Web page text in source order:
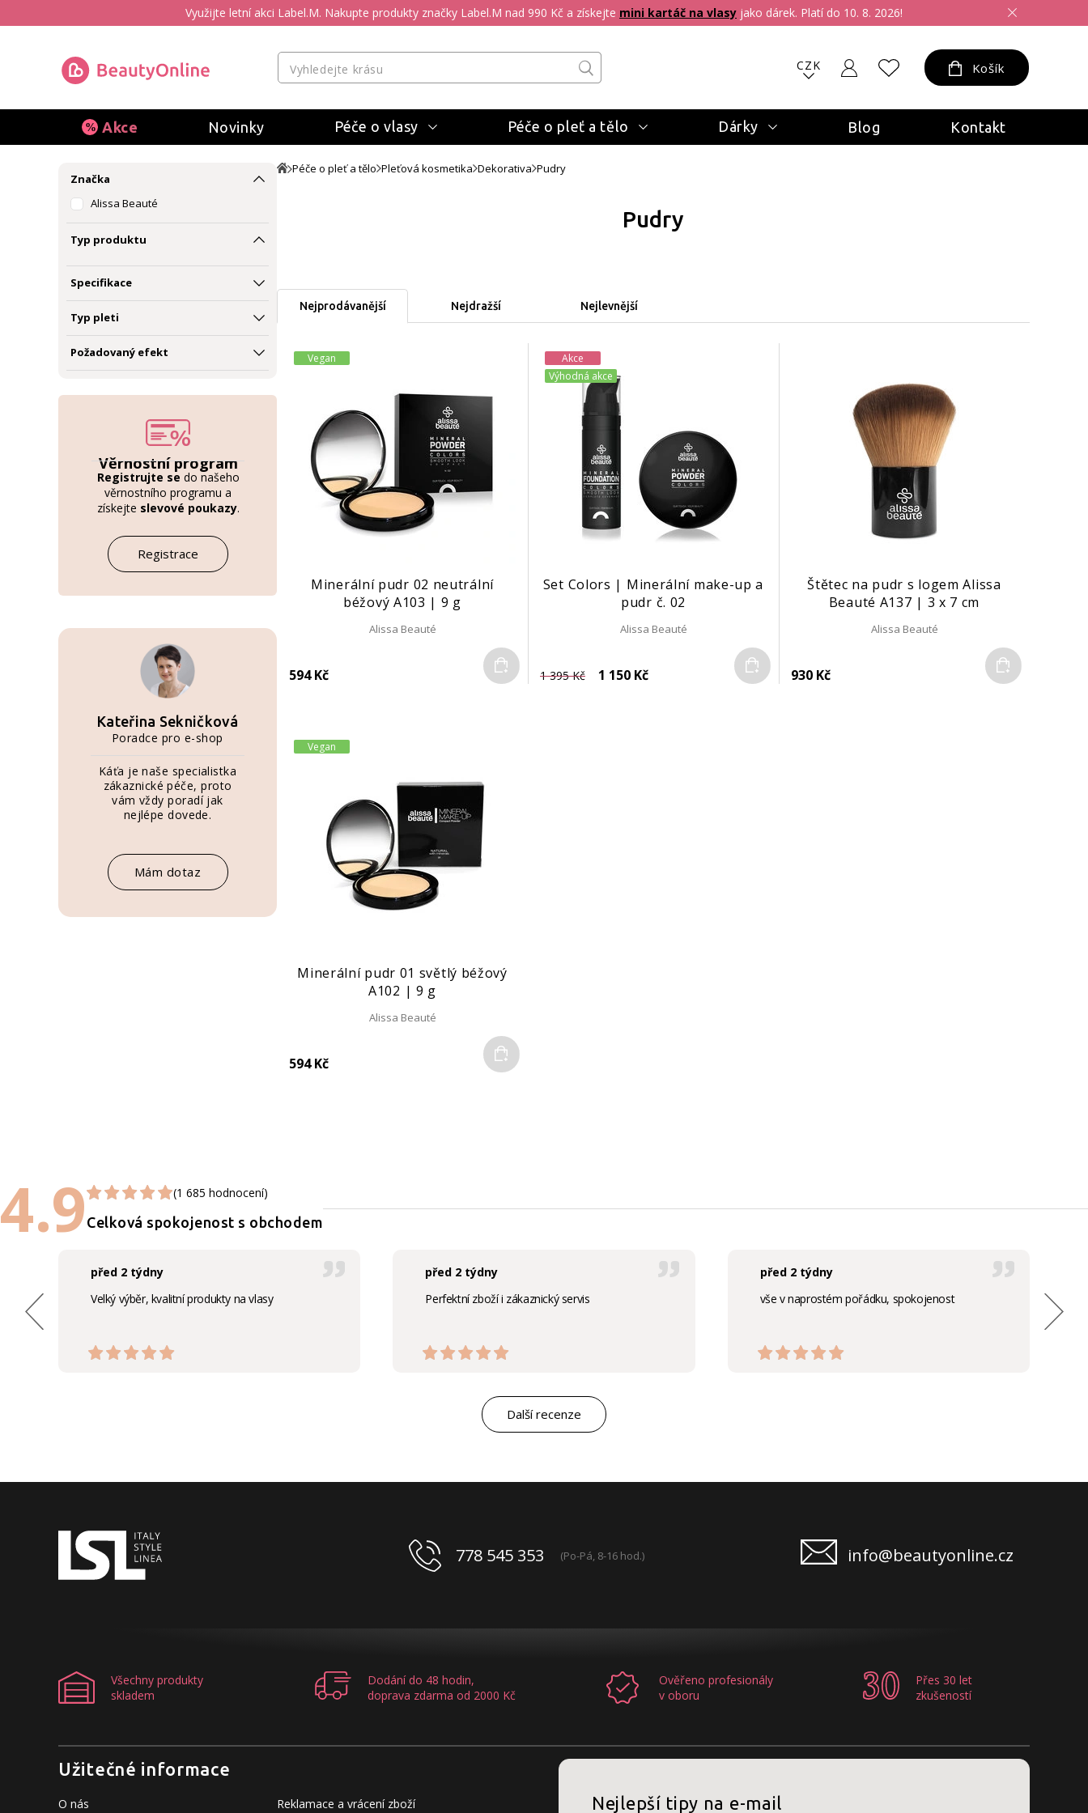
Využijte letní akci Label.M. Nakupte produkty značky Label.M nad 990 Kč a získejte mini kartáč na vlasy jako dárek. Platí do 10. 8. 2026!
CZK Košík
Akce Novinky Péče o vlasy Péče o pleť a tělo Dárky Blog Kontakt
Značka
Alissa Beauté
Typ produktu
Specifikace
Typ pleti
Požadovaný efekt
Věrnostní program
Registrujte se do našeho
věrnostního programu a
získejte slevové poukazy.
Registrace
Kateřina Sekničková
Poradce pro e-shop
Káťa je naše specialistka
zákaznické péče, proto
vám vždy poradí jak
nejlépe dovede.
Mám dotaz
Péče o pleť a tělo Pleťová kosmetika Dekorativa Pudry
Pudry
Nejprodávanější Nejdražší Nejlevnější
Vegan
Minerální pudr 02 neutrální
béžový A103 | 9 g
Alissa Beauté
594 Kč
Do košíku
Akce
Výhodná akce
Set Colors | Minerální make-up a
pudr č. 02
Alissa Beauté
1 395 Kč 1 150 Kč
Do košíku
Štětec na pudr s logem Alissa
Beauté A137 | 3 x 7 cm
Alissa Beauté
930 Kč
Do košíku
Vegan
Minerální pudr 01 světlý béžový
A102 | 9 g
Alissa Beauté
594 Kč
Do košíku
4.9 (1 685 hodnocení)
Celková spokojenost s obchodem
před 2 týdny
Velký výběr, kvalitní produkty na vlasy
před 2 týdny
Perfektní zboží i zákaznický servis
před 2 týdny
vše v naprostém pořádku, spokojenost
Další recenze
778 545 353 (Po-Pá, 8-16 hod.) info@beautyonline.cz
Všechny produkty
skladem
Dodání do 48 hodin,
doprava zdarma od 2000 Kč
Ověřeno profesionály
v oboru
Přes 30 let
zkušeností
Užitečné informace
O nás Reklamace a vrácení zboží Nejlepší tipy na e-mail